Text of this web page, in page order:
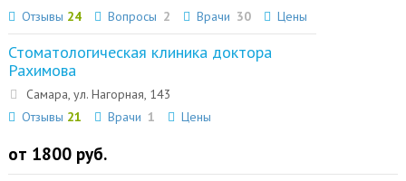
Отзывы 24 Вопросы 2 Врачи 30 Цены
Стоматологическая клиника доктора
Рахимова
Самара, ул. Нагорная, 143
Отзывы 21 Врачи 1 Цены
от 1800 руб.